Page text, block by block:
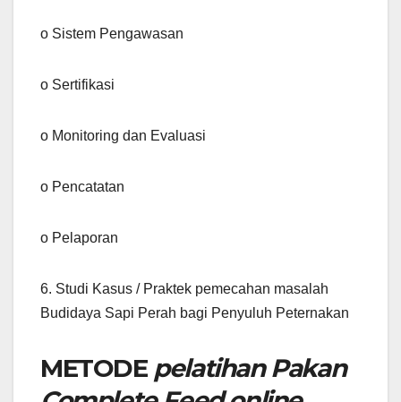
o Sistem Pengawasan
o Sertifikasi
o Monitoring dan Evaluasi
o Pencatatan
o Pelaporan
6. Studi Kasus / Praktek pemecahan masalah
Budidaya Sapi Perah bagi Penyuluh Peternakan
METODE pelatihan Pakan